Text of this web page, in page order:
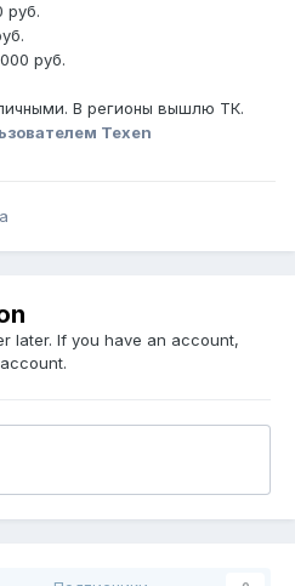
руб.
руб.
В регионы вышлю ТК.
Texen
later. If you have an account,